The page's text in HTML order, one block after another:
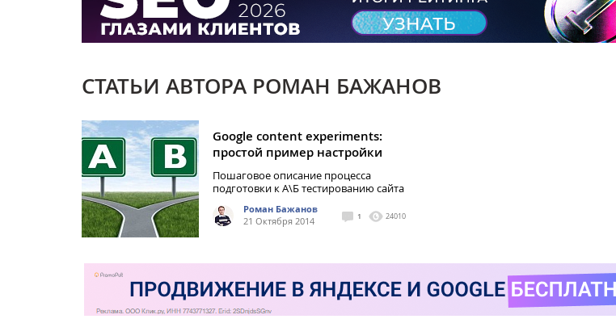
СТАТЬИ АВТОРА РОМАН БАЖАНОВ
Google content experiments:
простой пример настройки
Пошаговое описание процесса
подготовки к А\Б тестированию сайта
Роман Бажанов
21 Октября 2014
1 24010